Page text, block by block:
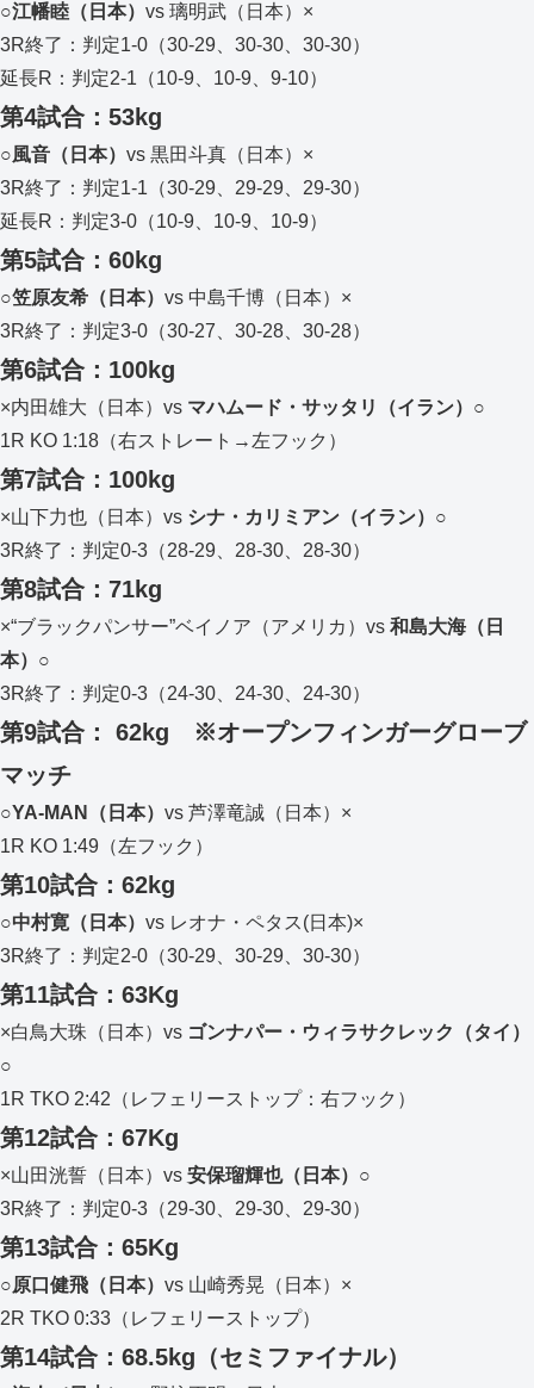
○江幡睦（日本） vs 璃明武（日本）×
3R終了：判定1-0（30-29、30-30、30-30）
延長R：判定2-1（10-9、10-9、9-10）
第4試合：53kg
○風音（日本） vs 黒田斗真（日本）×
3R終了：判定1-1（30-29、29-29、29-30）
延長R：判定3-0（10-9、10-9、10-9）
第5試合：60kg
○笠原友希（日本） vs 中島千博（日本）×
3R終了：判定3-0（30-27、30-28、30-28）
第6試合：100kg
×内田雄大（日本）vs マハムード・サッタリ（イラン）○
1R KO 1:18（右ストレート→左フック）
第7試合：100kg
×山下力也（日本）vs シナ・カリミアン（イラン）○
3R終了：判定0-3（28-29、28-30、28-30）
第8試合：71kg
×“ブラックパンサー”ベイノア（アメリカ）vs 和島大海（日
本）○
3R終了：判定0-3（24-30、24-30、24-30）
第9試合： 62kg ※オープンフィンガーグローブ
マッチ
○YA-MAN （日本） vs 芦澤竜誠（日本）×
1R KO 1:49（左フック）
第10試合：62kg
○中村寛（日本） vs レオナ・ペタス(日本)×
3R終了：判定2-0（30-29、30-29、30-30）
第11試合：63Kg
×白鳥大珠（日本）vs ゴンナパー・ウィラサクレック（タイ）
○
1R TKO 2:42（レフェリーストップ：右フック）
第12試合：67Kg
×山田洸誓（日本）vs 安保瑠輝也（日本）○
3R終了：判定0-3（29-30、29-30、29-30）
第13試合：65Kg
○原口健飛（日本） vs 山崎秀晃（日本）×
2R TKO 0:33（レフェリーストップ）
第14試合：68.5kg（セミファイナル）